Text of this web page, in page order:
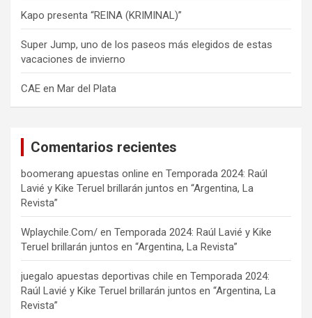
Kapo presenta “REINA (KRIMINAL)”
Super Jump, uno de los paseos más elegidos de estas
vacaciones de invierno
CAE en Mar del Plata
Comentarios recientes
boomerang apuestas online en Temporada 2024: Raúl
Lavié y Kike Teruel brillarán juntos en “Argentina, La
Revista”
Wplaychile.Com/ en Temporada 2024: Raúl Lavié y Kike
Teruel brillarán juntos en “Argentina, La Revista”
juegalo apuestas deportivas chile en Temporada 2024:
Raúl Lavié y Kike Teruel brillarán juntos en “Argentina, La
Revista”